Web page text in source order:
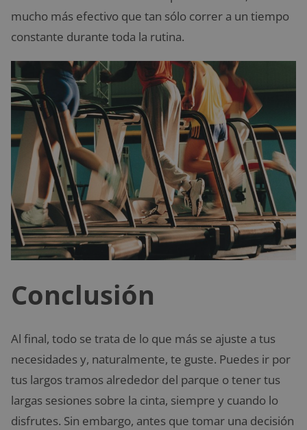
mucho más efectivo que tan sólo correr a un tiempo
constante durante toda la rutina.
Conclusión
Al final, todo se trata de lo que más se ajuste a tus
necesidades y, naturalmente, te guste. Puedes ir por
tus largos tramos alrededor del parque o tener tus
largas sesiones sobre la cinta, siempre y cuando lo
disfrutes. Sin embargo, antes que tomar una decisión